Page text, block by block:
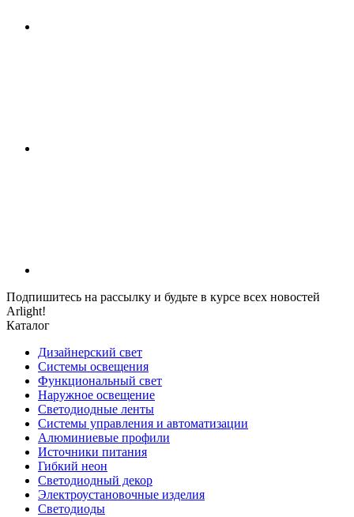
Подпишитесь на рассылку и будьте в курсе всех новостей
Arlight!
Каталог
Дизайнерский свет
Системы освещения
Функциональный свет
Наружное освещение
Светодиодные ленты
Системы управления и автоматизации
Алюминиевые профили
Источники питания
Гибкий неон
Светодиодный декор
Электроустановочные изделия
Светодиоды